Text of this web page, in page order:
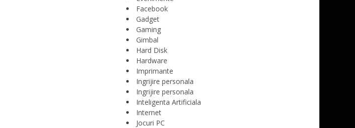
Facebook
Gadget
Gaming
Gimbal
Hard Disk
Hardware
Imprimante
Ingrijire personala
Ingrijire personala
Inteligenta Artificiala
Internet
Jocuri PC